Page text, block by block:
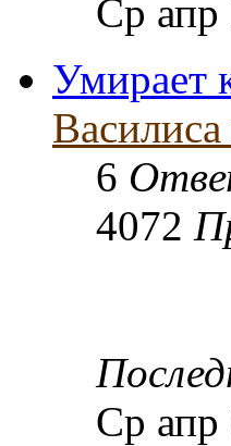
Ср апр
Умирает
6
4072
Ср апр